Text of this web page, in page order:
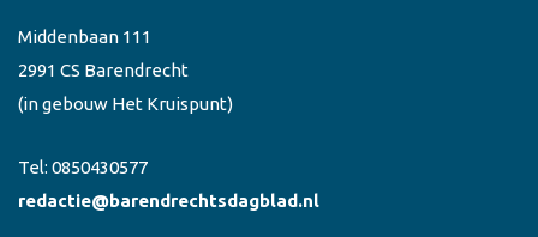
Middenbaan 111
2991 CS Barendrecht
(in gebouw Het Kruispunt)
Tel: 0850430577
redactie@barendrechtsdagblad.nl